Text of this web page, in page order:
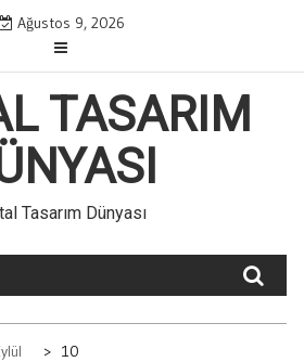
Ağustos 9, 2026
TASARIM
Tasarım Dünyası
10